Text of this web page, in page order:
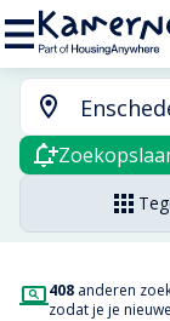
408 anderen
zodat je je